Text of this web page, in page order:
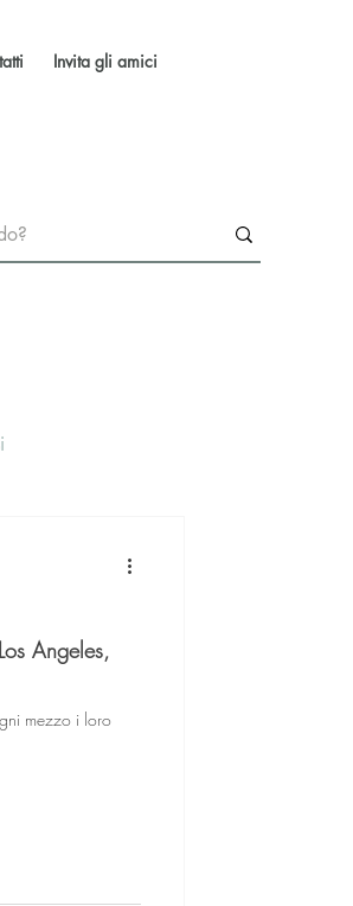
Invita gli amici
Angeles,
mezzo i loro